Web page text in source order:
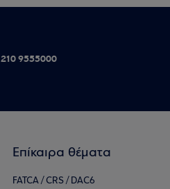
210 9555000
Επίκαιρα θέματα
FATCA / CRS / DAC6